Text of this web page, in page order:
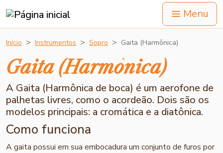
Menu
Início Instrumentos Sopro Gaita (Harmônica)
Gaita (Harmônica)
A Gaita (Harmônica de boca) é um aerofone de
palhetas livres, como o acordeão. Dois são os
modelos principais: a cromática e a diatônica.
Como funciona
A gaita possui em sua embocadura um conjunto de furos por